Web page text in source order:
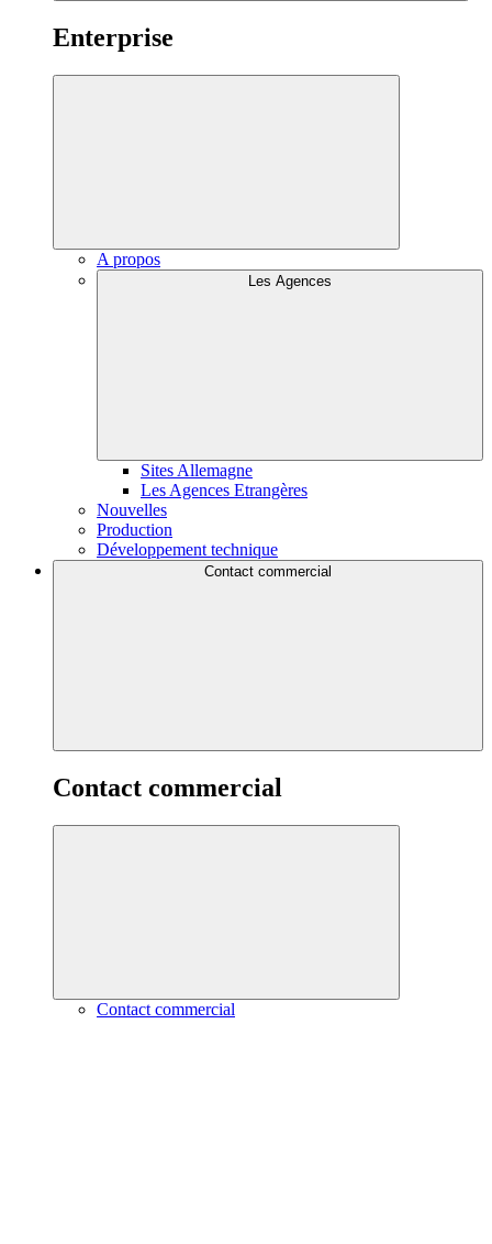
Enterprise
A propos
Les Agences
Sites Allemagne
Les Agences Etrangères
Nouvelles
Production
Développement technique
Contact commercial
Contact commercial
Contact commercial